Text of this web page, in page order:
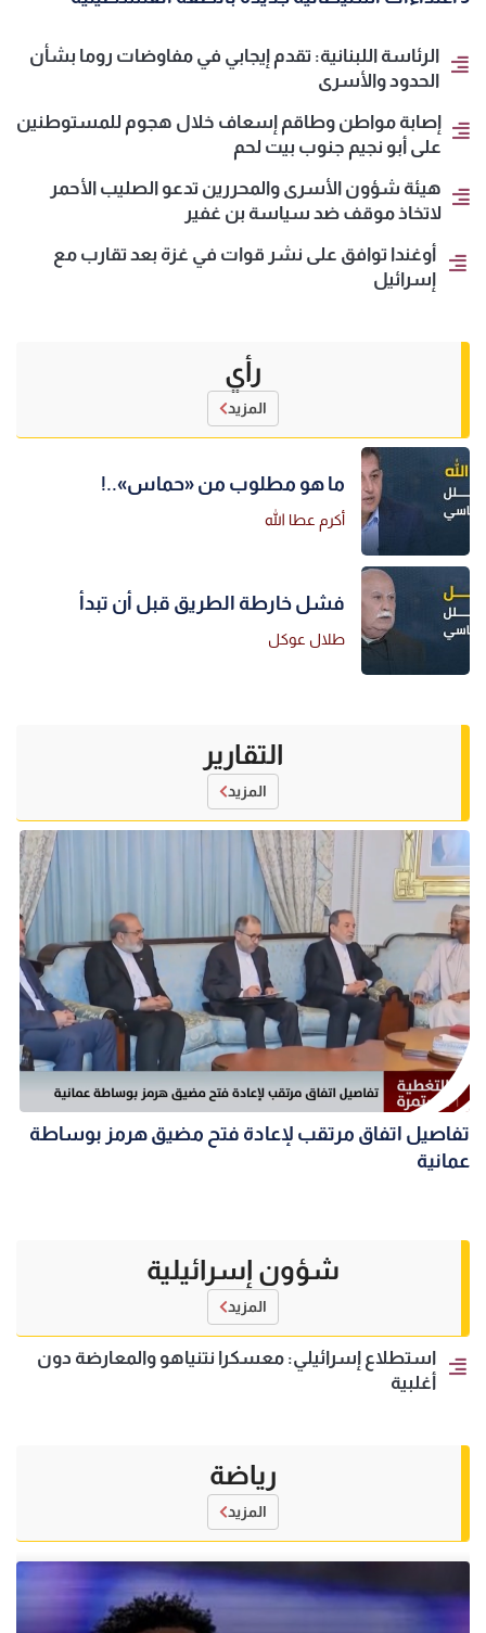
الرئاسة اللبنانية: تقدم إيجابي في مفاوضات روما بشأن
الحدود والأسرى
إصابة مواطن وطاقم إسعاف خلال هجوم للمستوطنين
على أبو نجيم جنوب بيت لحم
هيئة شؤون الأسرى والمحررين تدعو الصليب الأحمر
لاتخاذ موقف ضد سياسة بن غفير
أوغندا توافق على نشر قوات في غزة بعد تقارب مع
إسرائيل
رأي
المزيد
ما هو مطلوب من «حماس»..!
أكرم عطا الله
فشل خارطة الطريق قبل أن تبدأ
طلال عوكل
التقارير
المزيد
تفاصيل اتفاق مرتقب لإعادة فتح مضيق هرمز بوساطة
عمانية
شؤون إسرائيلية
المزيد
استطلاع إسرائيلي: معسكرا نتنياهو والمعارضة دون
أغلبية
رياضة
المزيد